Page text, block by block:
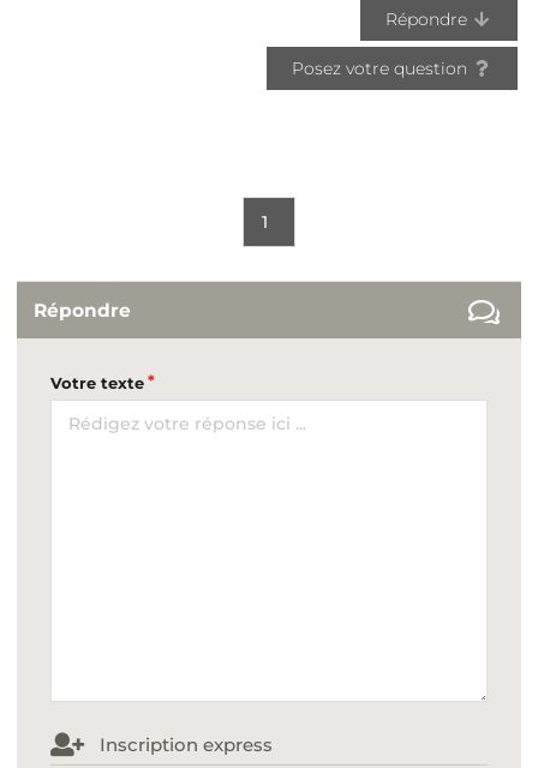
Répondre
Posez votre question
1
Répondre
Votre texte
Inscription express